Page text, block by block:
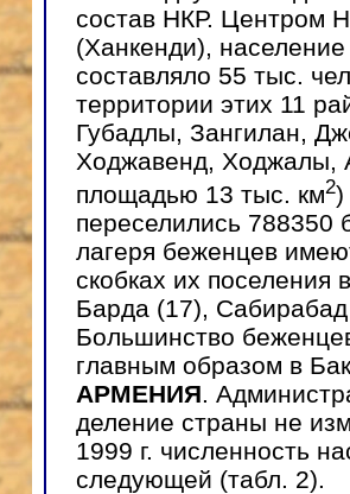
состав НКР. Центром
(Ханкенди), население
составляло 55 тыс.
территории этих 11
Губадлы, Зангилан,
Ходжавенд, Ходжалы,
площадью 13 тыс. км2)
переселились 788350
лагеря беженцев
скобках их поселения
Барда (17),
Большинство
главным образом в
АРМЕНИЯ.
деление страны не
1999 г. численность
следующей (табл. 2).